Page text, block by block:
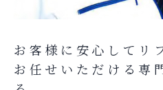
お客様に安心してリ
お任せいただける 専